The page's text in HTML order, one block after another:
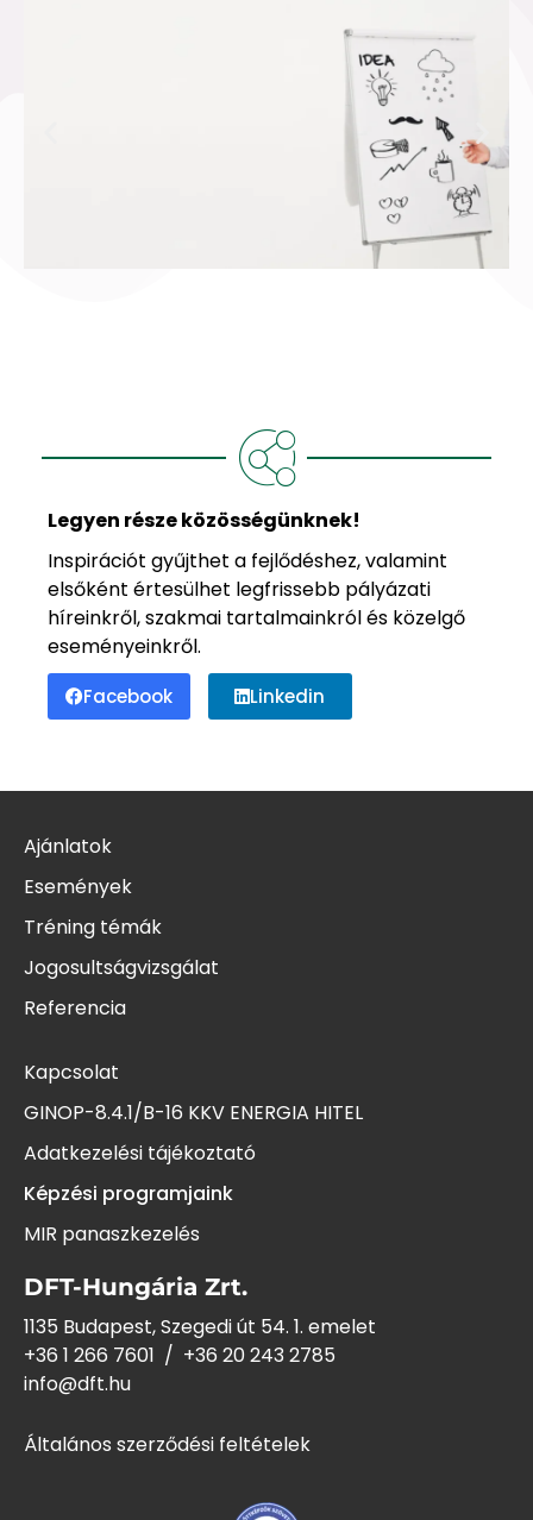
Legyen része közösségünknek!
Inspirációt gyűjthet a fejlődéshez, valamint
elsőként értesülhet legfrissebb pályázati
híreinkről, szakmai tartalmainkról és közelgő
eseményeinkről.
Facebook Linkedin
Ajánlatok
Események
Tréning témák
Jogosultságvizsgálat
Referencia
Kapcsolat
GINOP-8.4.1/B-16 KKV ENERGIA HITEL
Adatkezelési tájékoztató
Képzési programjaink
MIR panaszkezelés
DFT-Hungária Zrt.
1135 Budapest, Szegedi út 54. 1. emelet
+36 1 266 7601 / +36 20 243 2785
info@dft.hu
Általános szerződési feltételek